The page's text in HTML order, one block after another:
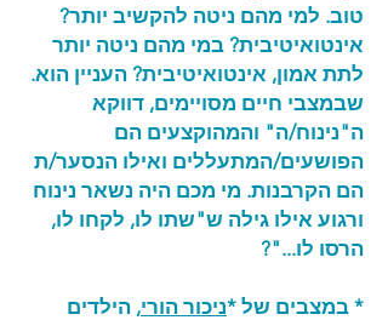
טוב. למי מהם ניטה להקשיב יותר?
אינטואיטיבית? במי מהם ניטה יותר
לתת אמון, אינטואיטיבית? העניין הוא.
שבמצבי חיים מסויימים, דווקא
ה"נינוח/ה" והמהוקצעים הם
הפושעים/המתעללים ואילו הנסער/ת
הם הקרבנות. מי מכם היה נשאר נינוח
ורגוע אילו גילה ש"שתו לו, לקחו לו,
הרסו לו..."?
* במצבים של *ניכור הורי, הילדים